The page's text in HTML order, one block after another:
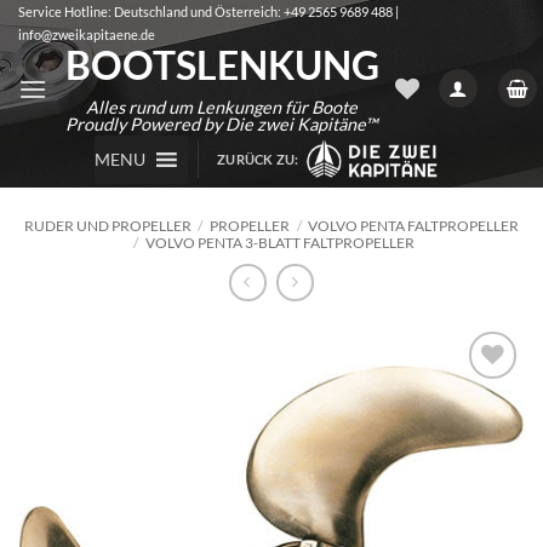
Zum
Inhalt
springen
Service Hotline: Deutschland und Österreich: +49 2565 9689 488 |
info@zweikapitaene.de
BOOTSLENKUNG
Alles rund um Lenkungen für Boote
Proudly Powered by Die zwei Kapitäne™
MENU
ZURÜCK ZU:
RUDER UND PROPELLER / PROPELLER / VOLVO PENTA FALTPROPELLER
/ VOLVO PENTA 3-BLATT FALTPROPELLER
Auf die
Wunschliste